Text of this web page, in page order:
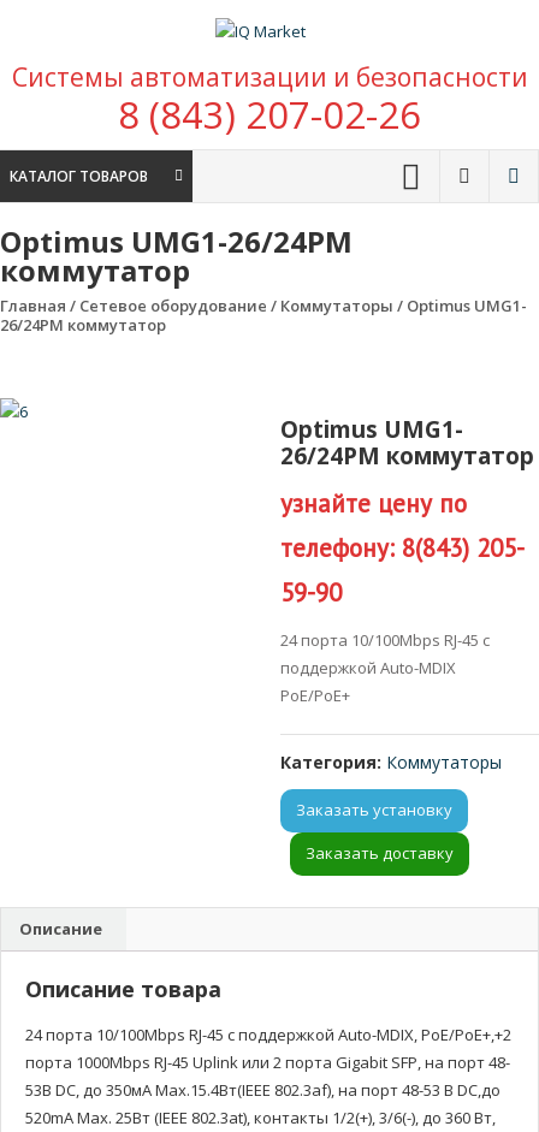
зона умных покупок
Системы автоматизации и безопасности
8 (843) 207-02-26
КАТАЛОГ ТОВАРОВ
Optimus UMG1-26/24PM
коммутатор
Главная / Сетевое оборудование / Коммутаторы / Optimus UMG1-
26/24PM коммутатор
Optimus UMG1-
26/24PM коммутатор
узнайте цену по
телефону: 8(843) 205-
59-90
24 порта 10/100Mbps RJ-45 с
поддержкой Auto-MDIX
PoE/PoE+
Категория: Коммутаторы
Заказать установку
Заказать доставку
Описание
Описание товара
24 порта 10/100Mbps RJ-45 с поддержкой Auto-MDIX, PoE/PoE+,+2
порта 1000Mbps RJ-45 Uplink или 2 порта Gigabit SFP, на порт 48-
53В DC, до 350мA Мах.15.4Вт(IEEE 802.3af), на порт 48-53 В DC,до
520mA Мах. 25Вт (IEEE 802.3at), контакты 1/2(+), 3/6(-), до 360 Вт,